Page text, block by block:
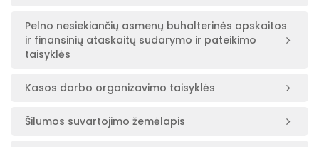
Pelno nesiekiančių asmenų buhalterinės apskaitos
ir finansinių ataskaitų sudarymo ir pateikimo
taisyklės
Kasos darbo organizavimo taisyklės
Šilumos suvartojimo žemėlapis